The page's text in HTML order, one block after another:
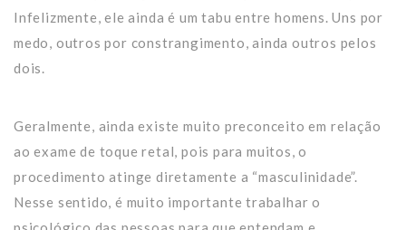
Infelizmente, ele ainda é um tabu entre homens. Uns por
medo, outros por constrangimento, ainda outros pelos
dois.
Geralmente, ainda existe muito preconceito em relação
ao exame de toque retal, pois para muitos, o
procedimento atinge diretamente a “masculinidade”.
Nesse sentido, é muito importante trabalhar o